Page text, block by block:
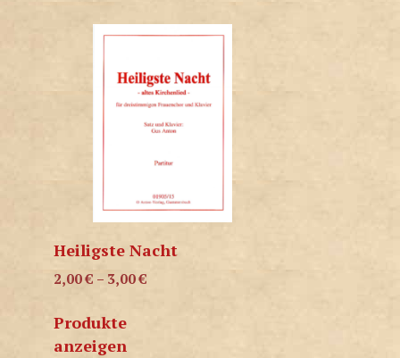
Heiligste Nacht
2,00€ – 3,00€
Produkte
anzeigen